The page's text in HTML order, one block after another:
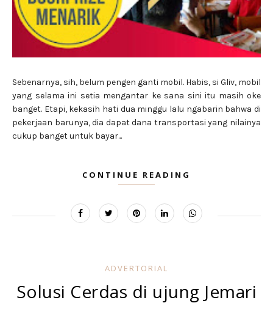
Sebenarnya, sih, belum pengen ganti mobil. Habis, si Gliv, mobil
yang selama ini setia mengantar ke sana sini itu masih oke
banget. Etapi, kekasih hati dua minggu lalu ngabarin bahwa di
pekerjaan barunya, dia dapat dana transportasi yang nilainya
cukup banget untuk bayar...
CONTINUE READING
ADVERTORIAL
Solusi Cerdas di ujung Jemari